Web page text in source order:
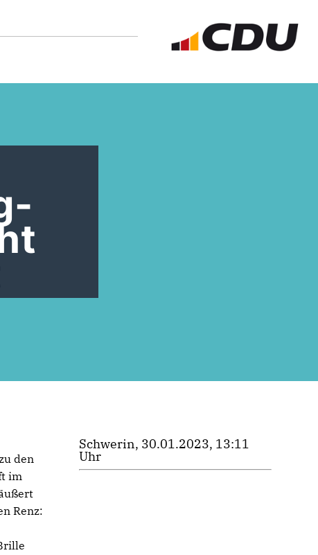
den
im
Renz:
Schwerin, 30.01.2023, 13:11
Uhr